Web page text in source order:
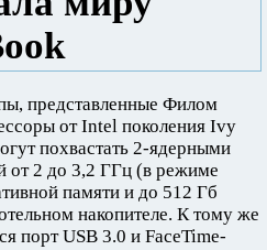
представленные Филом
от Intel поколения Ivy
похвастать 2-ядерными
от 2 до 3,2 ГГц (в режиме
памяти и до 512 Гб
накопителе. К тому же
порт USB 3.0 и FaceTime-